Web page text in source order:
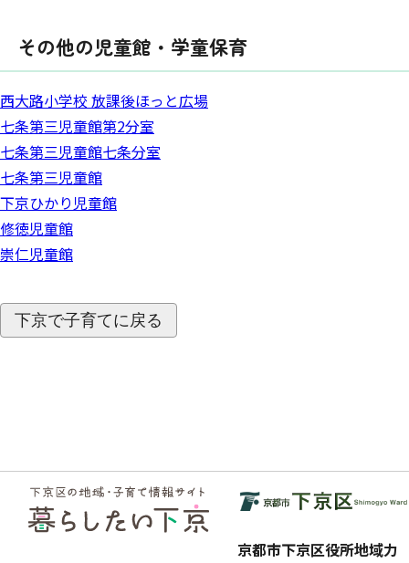
その他の児童館・学童保育
西大路小学校 放課後ほっと広場
七条第三児童館第2分室
七条第三児童館七条分室
七条第三児童館
下京ひかり児童館
修徳児童館
崇仁児童館
下京で子育てに戻る
フッ
ター
京都市下京区役所地域力